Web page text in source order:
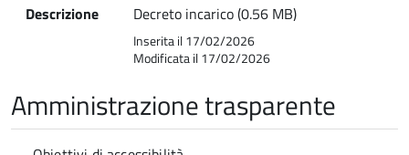
Descrizione Decreto incarico (0.56 MB)
Inserita il 17/02/2026
Modificata il 17/02/2026
Amministrazione trasparente